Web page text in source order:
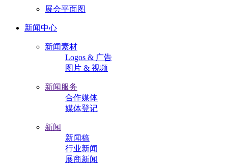
展会平面图
新闻中心
新闻素材
Logos & 广告
图片 & 视频
新闻服务
合作媒体
媒体登记
新闻
新闻稿
行业新闻
展商新闻